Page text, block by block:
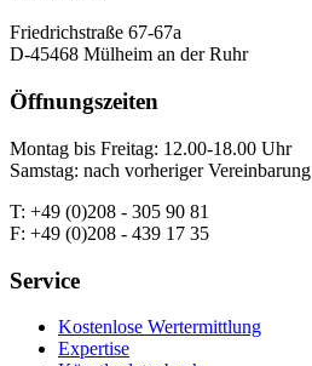
Friedrichstraße 67-67a
D-45468 Mülheim an der Ruhr
Öffnungszeiten
Montag bis Freitag: 12.00-18.00 Uhr
Samstag: nach vorheriger Vereinbarung
T: +49 (0)208 - 305 90 81
F: +49 (0)208 - 439 17 35
Service
Kostenlose Wertermittlung
Expertise